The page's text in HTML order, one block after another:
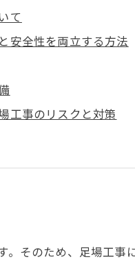
て
安全性を両立する方法
工事のリスクと対策
そのため、足場工事